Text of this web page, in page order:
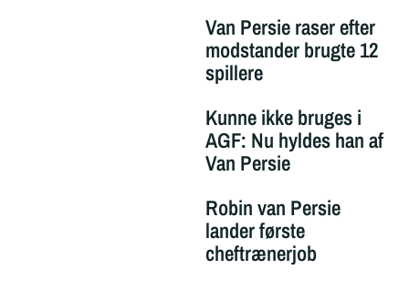
Van Persie raser efter
modstander brugte 12
spillere
Kunne ikke bruges i
AGF: Nu hyldes han af
Van Persie
Robin van Persie
lander første
cheftrænerjob